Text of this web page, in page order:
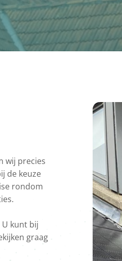
wij precies
de keuze
rondom
kunt bij
graag